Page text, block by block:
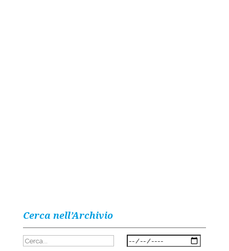
Cerca nell’Archivio